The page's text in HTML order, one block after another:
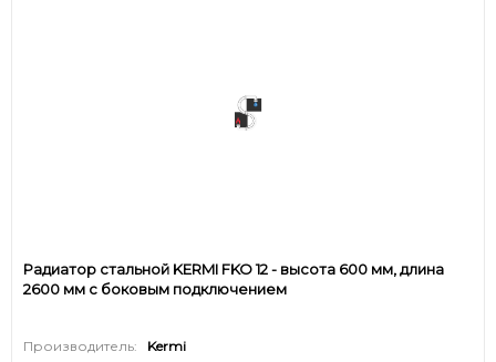
Радиатор стальной KERMI FKO 12 - высота 600 мм, длина
2600 мм с боковым подключением
Производитель:
Kermi